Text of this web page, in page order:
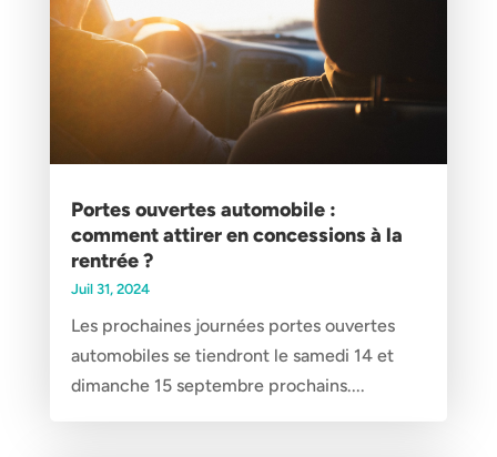
Portes ouvertes automobile :
comment attirer en concessions à la
rentrée ?
Juil 31, 2024
Les prochaines journées portes ouvertes
automobiles se tiendront le samedi 14 et
dimanche 15 septembre prochains....